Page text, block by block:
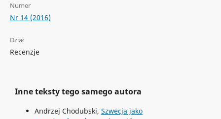
Numer
Nr 14 (2016)
Dział
Recenzje
Inne teksty tego samego autora
Andrzej Chodubski, Szwecja jako